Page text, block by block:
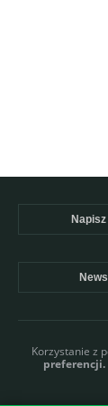
Korzystanie z
preferencji.